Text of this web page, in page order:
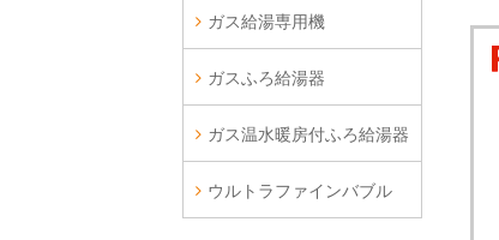
ガス給湯専用機
ガスふろ給湯器
ガス温水暖房付ふろ給湯器
ウルトラファインバブル